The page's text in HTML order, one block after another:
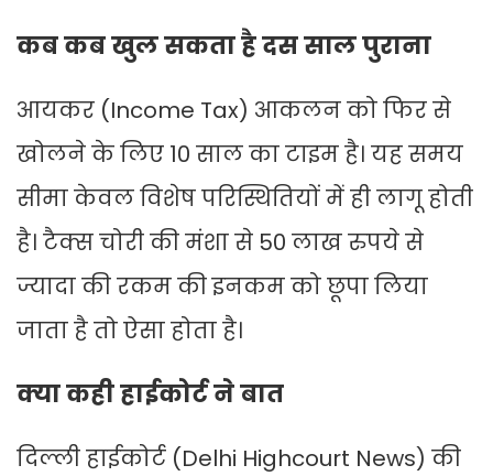
कब कब खुल सकता है दस साल पुराना
आयकर (Income Tax) आकलन को फिर से
खोलने के लिए 10 साल का टाइम है। यह समय
सीमा केवल विशेष परिस्थितियों में ही लागू होती
है। टैक्स चोरी की मंशा से 50 लाख रुपये से
ज्यादा की रकम की इनकम को छूपा लिया
जाता है तो ऐसा होता है।
क्या कही हाईकोर्ट ने बात
दिल्ली हाईकोर्ट (Delhi Highcourt News) की